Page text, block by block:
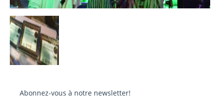
Abonnez-vous à notre newsletter!